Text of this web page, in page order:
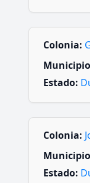
Colonia:
Estado:
Colonia:
Estado: